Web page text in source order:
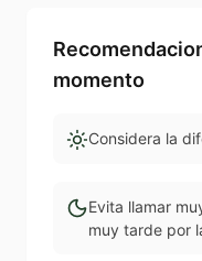
momento
Considera la
Evita llamar
muy tarde por